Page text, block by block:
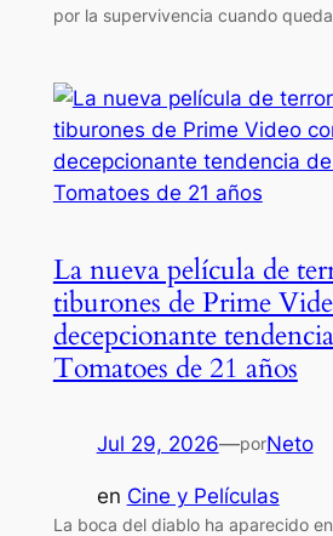
por la supervivencia cuando
La nueva película de
tiburones de Prime
decepcionante
Tomatoes de 21 años
Jul 29, 2026—porNeto
en Cine y Películas
La boca del diablo ha aparecido